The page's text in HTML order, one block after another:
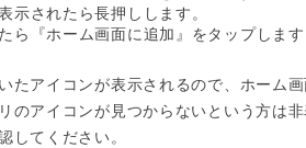
示されたら長押しします。
ら『ホーム画面に追加』をタップしま
たアイコンが表示されるので、ホーム
のアイコンが見つからないという方は
してください。